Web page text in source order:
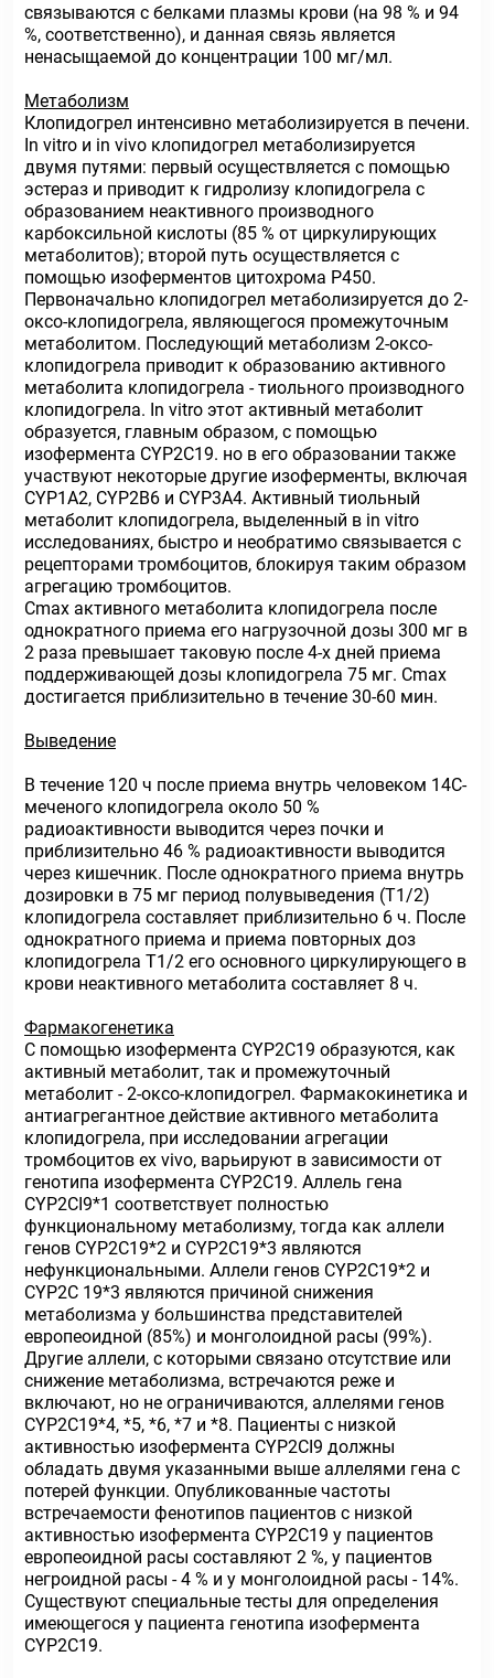
связываются с белками плазмы крови (на 98 % и 94
%, соответственно), и данная связь является
ненасыщаемой до концентрации 100 мг/мл.
Метаболизм
Клопидогрел интенсивно метаболизируется в печени.
In vitro и in vivo клопидогрел метаболизируется
двумя путями: первый осуществляется с помощью
эстераз и приводит к гидролизу клопидогрела с
образованием неактивного производного
карбоксильной кислоты (85 % от циркулирующих
метаболитов); второй путь осуществляется с
помощью изоферментов цитохрома Р450.
Первоначально клопидогрел метаболизируется до 2-
оксо-клопидогрела, являющегося промежуточным
метаболитом. Последующий метаболизм 2-оксо-
клопидогрела приводит к образованию активного
метаболита клопидогрела - тиольного производного
клопидогрела. In vitro этот активный метаболит
образуется, главным образом, с помощью
изофермента CYP2C19. но в его образовании также
участвуют некоторые другие изоферменты, включая
CYP1A2, CYP2B6 и CYP3A4. Активный тиольный
метаболит клопидогрела, выделенный в in vitro
исследованиях, быстро и необратимо связывается с
рецепторами тромбоцитов, блокируя таким образом
агрегацию тромбоцитов.
Сmах активного метаболита клопидогрела после
однократного приема его нагрузочной дозы 300 мг в
2 раза превышает таковую после 4-х дней приема
поддерживающей дозы клопидогрела 75 мг. Сmax
достигается приблизительно в течение 30-60 мин.
Выведение
В течение 120 ч после приема внутрь человеком 14С-
меченого клопидогрела около 50 %
радиоактивности выводится через почки и
приблизительно 46 % радиоактивности выводится
через кишечник. После однократного приема внутрь
дозировки в 75 мг период полувыведения (Т1/2)
клопидогрела составляет приблизительно 6 ч. После
однократного приема и приема повторных доз
клопидогрела Т1/2 его основного циркулирующего в
крови неактивного метаболита составляет 8 ч.
Фармакогенетика
С помощью изофермента CYP2C19 образуются, как
активный метаболит, так и промежуточный
метаболит - 2-оксо-клопидогрел. Фармакокинетика и
антиагрегантное действие активного метаболита
клопидогрела, при исследовании агрегации
тромбоцитов ex vivo, варьируют в зависимости от
генотипа изофермента CYP2C19. Аллель гена
CYP2CI9*1 соответствует полностью
функциональному метаболизму, тогда как аллели
генов CYP2C19*2 и CYP2C19*3 являются
нефункциональными. Аллели генов CYP2C19*2 и
CYP2C 19*3 являются причиной снижения
метаболизма у большинства представителей
европеоидной (85%) и монголоидной расы (99%).
Другие аллели, с которыми связано отсутствие или
снижение метаболизма, встречаются реже и
включают, но не ограничиваются, аллелями генов
CYP2C19*4, *5, *6, *7 и *8. Пациенты с низкой
активностью изофермента CYP2CI9 должны
обладать двумя указанными выше аллелями гена с
потерей функции. Опубликованные частоты
встречаемости фенотипов пациентов с низкой
активностью изофермента CYP2C19 у пациентов
европеоидной расы составляют 2 %, у пациентов
негроидной расы - 4 % и у монголоидной расы - 14%.
Существуют специальные тесты для определения
имеющегося у пациента генотипа изофермента
CYP2C19.